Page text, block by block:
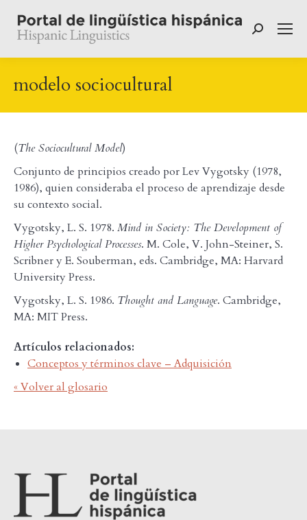
Buscar:
modelo sociocultural
(The Sociocultural Model)
Conjunto de principios creado por Lev Vygotsky (1978,
1986), quien consideraba el proceso de aprendizaje desde
su contexto social.
Vygotsky, L. S. 1978. Mind in Society: The Development of
Higher Psychological Processes. M. Cole, V. John-Steiner, S.
Scribner y E. Souberman, eds. Cambridge, MA: Harvard
University Press.
Vygotsky, L. S. 1986. Thought and Language. Cambridge,
MA: MIT Press.
Artículos relacionados:
Conceptos y términos clave – Adquisición
« Volver al glosario